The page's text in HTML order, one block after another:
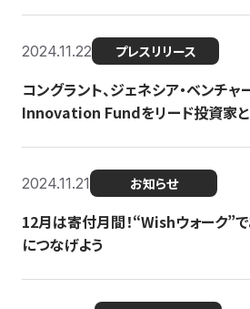
2024.11.22 プレスリリース
コングラント、ジェネシア・ベンチ
Innovation Fundをリード投資家
2024.11.21 お知らせ
12月は寄付月間！“Wishウォーク”
につなげよう